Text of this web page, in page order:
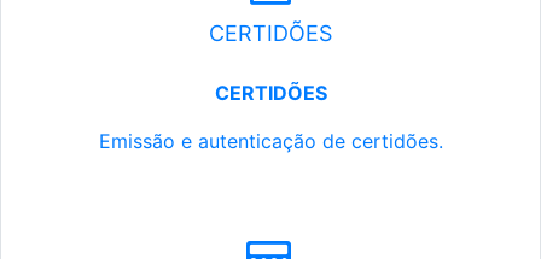
CERTIDÕES
CERTIDÕES
Emissão e autenticação de certidões.